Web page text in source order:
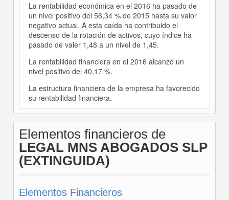
La rentabilidad económica en el 2016 ha pasado de
un nivel positivo del 56,34 % de 2015 hasta su valor
negativo actual. A esta caída ha contribuido el
descenso de la rotación de activos, cuyo índice ha
pasado de valer 1,48 a un nivel de 1,45.
La rentabilidad financiera en el 2016 alcanzó un
nivel positivo del 40,17 %.
La estructura financiera de la empresa ha favorecido
su rentabilidad financiera.
Elementos financieros de
LEGAL MNS ABOGADOS SLP
(EXTINGUIDA)
Elementos Financieros